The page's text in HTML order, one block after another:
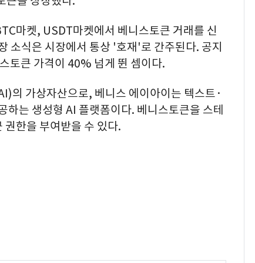
마켓, USDT마켓에서 베니스토큰 거래를 신
소식은 시장에서 통상 '호재'로 간주된다. 공지
토큰 가격이 40% 넘게 뛴 셈이다.
의 가상자산으로, 베니스 에이아이는 텍스트·
는 생성형 AI 플랫폼이다. 베니스토큰을 스테
한을 부여받을 수 있다.